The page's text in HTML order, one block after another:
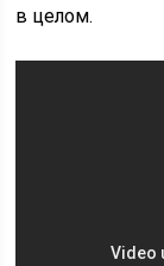
в целом.